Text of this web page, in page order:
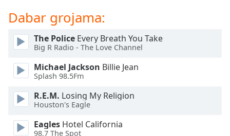
dialog
window.
Escape
close
window.
Dabar grojama:
The Police Every Breath You Take
Big R Radio - The Love Channel
Michael Jackson Billie Jean
Splash 98.5Fm
R.E.M. Losing My Religion
Houston's Eagle
Eagles Hotel California
98.7 The Spot